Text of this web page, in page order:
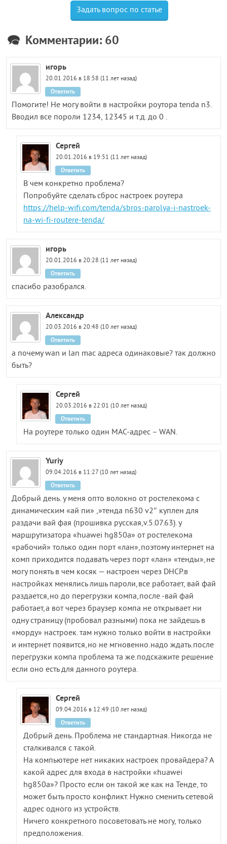
Задать вопрос по статье
Комментарии: 60
игорь
20.01.2016 в 18:58 (11 лет назад)
Помогите! Не могу войти в настройки роутора tenda n3.
Вводил все пороли 1234, 12345 и т.д. до 0 .
Ответить
Сергей
20.01.2016 в 19:51 (11 лет назад)
В чем конкретно проблема?
Попробуйте сделать сброс настроек роутера
https://help-wifi.com/tenda/sbros-parolya-i-nastroek-
na-wi-fi-routere-tenda/
Ответить
игорь
20.01.2016 в 20:28 (11 лет назад)
спасибо разобрался.
Ответить
Александр
20.03.2016 в 20:48 (10 лет назад)
а почему wan и lan mac адреса одинаковые? так должно
быть?
Ответить
Сергей
20.03.2016 в 22:01 (10 лет назад)
На роутере только один MAC-адрес – WAN.
Ответить
Yuriy
09.04.2016 в 11:27 (10 лет назад)
Добрый день. у меня опто волокно от ростелекома с
динамическим «ай пи» ,»тенда n630 v2″ куплен для
раздачи вай фая (прошивка русская,v.5.07.63). у
маршрутизатора «huawei hg850a» от ростелекома
«рабочий» только один порт «лан»,поэтому интернет на
комп приходится подавать через порт «лан» «тенды»,не
могу понять в чем косяк — настроен через DHCP.в
настройках менялись лишь пароли,все работает, вай фай
раздается,но до перегрузки компа,после -вай фай
работает,а вот через браузер компа не открывает ни
одну страницу (пробовал разными) пока не зайдешь в
«морду» настроек. там нужно только войти в настройки
и интернет появится,но не мгновенно.надо ждать.после
перегрузки компа проблема та же.подскажите решение
если оно есть для данного роутера.
Ответить
Сергей
09.04.2016 в 12:49 (10 лет назад)
Добрый день. Проблема не стандартная. Никогда не
сталкивался с такой.
На компьютере нет никаких настроек провайдера? А
какой адрес для входа в настройки «huawei
hg850a»? Просто если он такой же как на Тенде, то
может быть просто конфликт. Нужно сменить сетевой
адрес одного из устройств.
Ничего конкретного посоветовать не могу, только
предположения.
Ответить